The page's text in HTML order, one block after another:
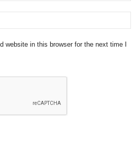
website in this browser for the next time I